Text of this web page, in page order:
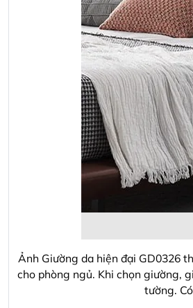
Ảnh Giường da hiện đại GD0326
cho phòng ngủ. Khi chọn giường,
tường.